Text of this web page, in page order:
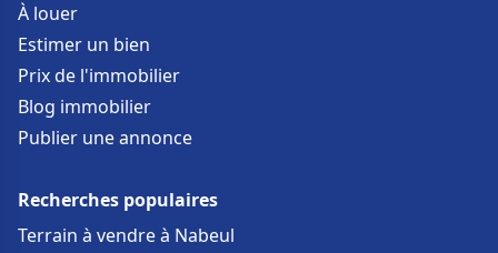
À louer
Estimer un bien
Prix de l'immobilier
Blog immobilier
Publier une annonce
Recherches populaires
Terrain à vendre à Nabeul